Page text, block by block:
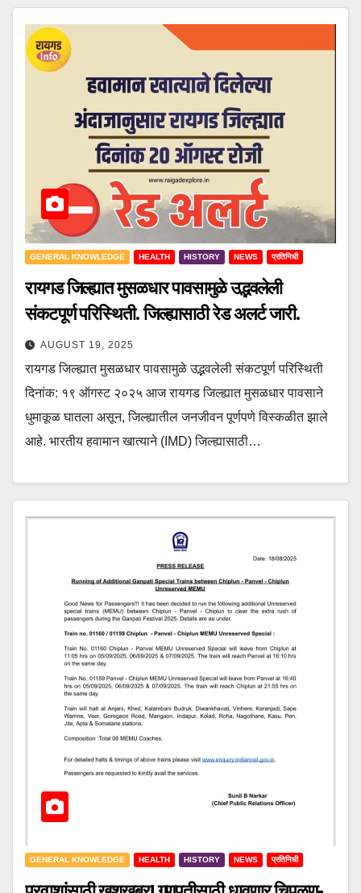
GENERAL KNOWLEDGE HEALTH HISTORY NEWS प्रतिनिधी
रायगड जिल्ह्यात मुसळधार पावसामुळे उद्भवलेली
संकटपूर्ण परिस्थिती. जिल्ह्यासाठी रेड अलर्ट जारी.
AUGUST 19, 2025
रायगड जिल्ह्यात मुसळधार पावसामुळे उद्भवलेली संकटपूर्ण परिस्थिती
दिनांक: १९ ऑगस्ट २०२५ आज रायगड जिल्ह्यात मुसळधार पावसाने
धुमाकूळ घातला असून, जिल्ह्यातील जनजीवन पूर्णपणे विस्कळीत झाले
आहे. भारतीय हवामान खात्याने (IMD) जिल्ह्यासाठी…
GENERAL KNOWLEDGE HEALTH HISTORY NEWS प्रतिनिधी